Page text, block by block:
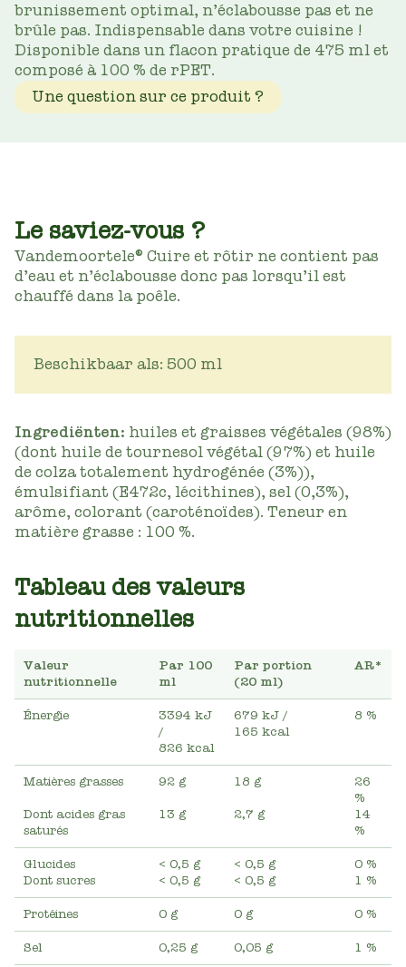
brunissement optimal, n’éclabousse pas et ne
brûle pas. Indispensable dans votre cuisine !
Disponible dans un flacon pratique de 475 ml et
composé à 100 % de rPET.
Une question sur ce produit ?
Le saviez-vous ?
Vandemoortele® Cuire et rôtir ne contient pas
d’eau et n’éclabousse donc pas lorsqu’il est
chauffé dans la poêle.
Beschikbaar als: 500 ml
Ingrediënten: huiles et graisses végétales (98%)
(dont huile de tournesol végétal (97%) et huile
de colza totalement hydrogénée (3%)),
émulsifiant (E472c, lécithines), sel (0,3%),
arôme, colorant (caroténoïdes). Teneur en
matière grasse : 100 %.
Tableau des valeurs
nutritionnelles
Valeur
nutritionnelle
Par 100
ml
Par portion
(20 ml)
AR*
Énergie
3394 kJ
/
826 kcal
679 kJ /
165 kcal
8 %
Matières grasses 92 g 18 g
26
%
Dont acides gras
saturés
13 g 2,7 g
14
%
Glucides < 0,5 g < 0,5 g
0 %
Dont sucres
< 0,5 g < 0,5 g 1 %
Protéines 0 g 0 g 0 %
Sel 0,25 g 0,05 g 1 %